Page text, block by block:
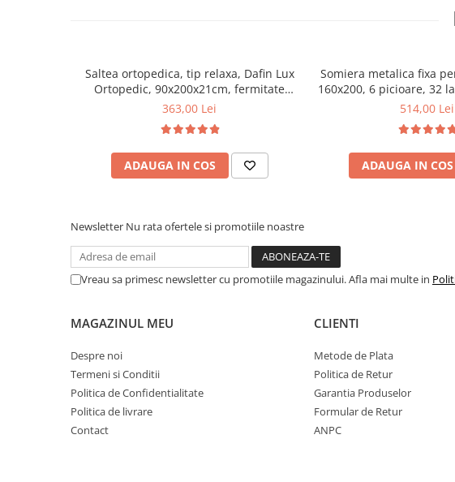
Saltea ortopedica, tip relaxa, Dafin Lux
Ortopedic, 90x200x21cm, fermitate
medie, cu plasa de arcuri tip Bonell, fata
Salt Confort
363,00 Lei
ADAUGA IN COS
Somiera metalica fixa
160x200, 6 picioare, 32
benzi textile, suport514,00 Lei
ADAUGA IN COS
Newsletter Nu rata ofertele si promotiile noastre
Vreau sa primesc newsletter cu promotiile magazinului. Afla mai multe in
MAGAZINUL MEU
Despre noi
Termeni si Conditii
Politica de Confidentialitate
Politica de livrare
Contact
CLIENTI
Metode de Plata
Politica de Retur
Garantia Produselor
Formular de Retur
ANPC